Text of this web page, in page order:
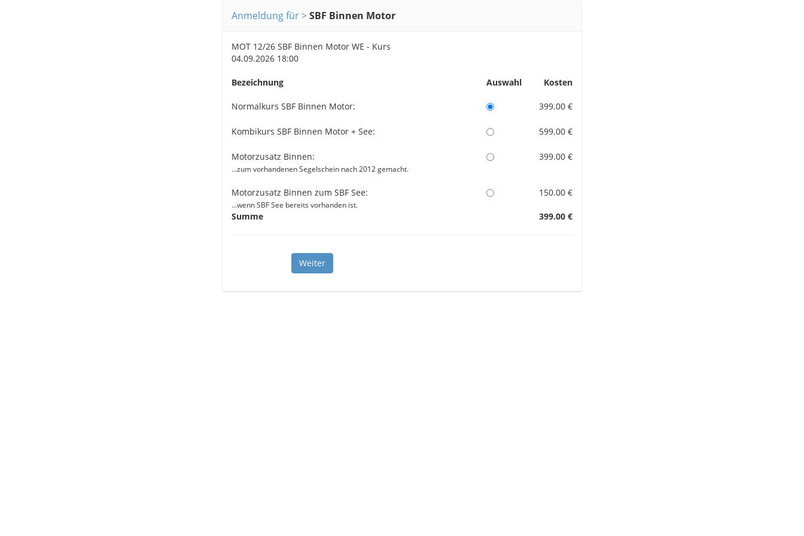
Anmeldung für SBF Binnen Motor
MOT 12/26 SBF Binnen Motor WE - Kurs
04.09.2026 18:00
Bezeichnung Auswahl Kosten
Normalkurs SBF Binnen Motor: 399.00 €
Kombikurs SBF Binnen Motor + See: 599.00 €
Motorzusatz Binnen:
...zum vorhandenen Segelschein nach 2012 gemacht.
399.00 €
Motorzusatz Binnen zum SBF See:
...wenn SBF See bereits vorhanden ist.
150.00 €
Summe 399.00 €